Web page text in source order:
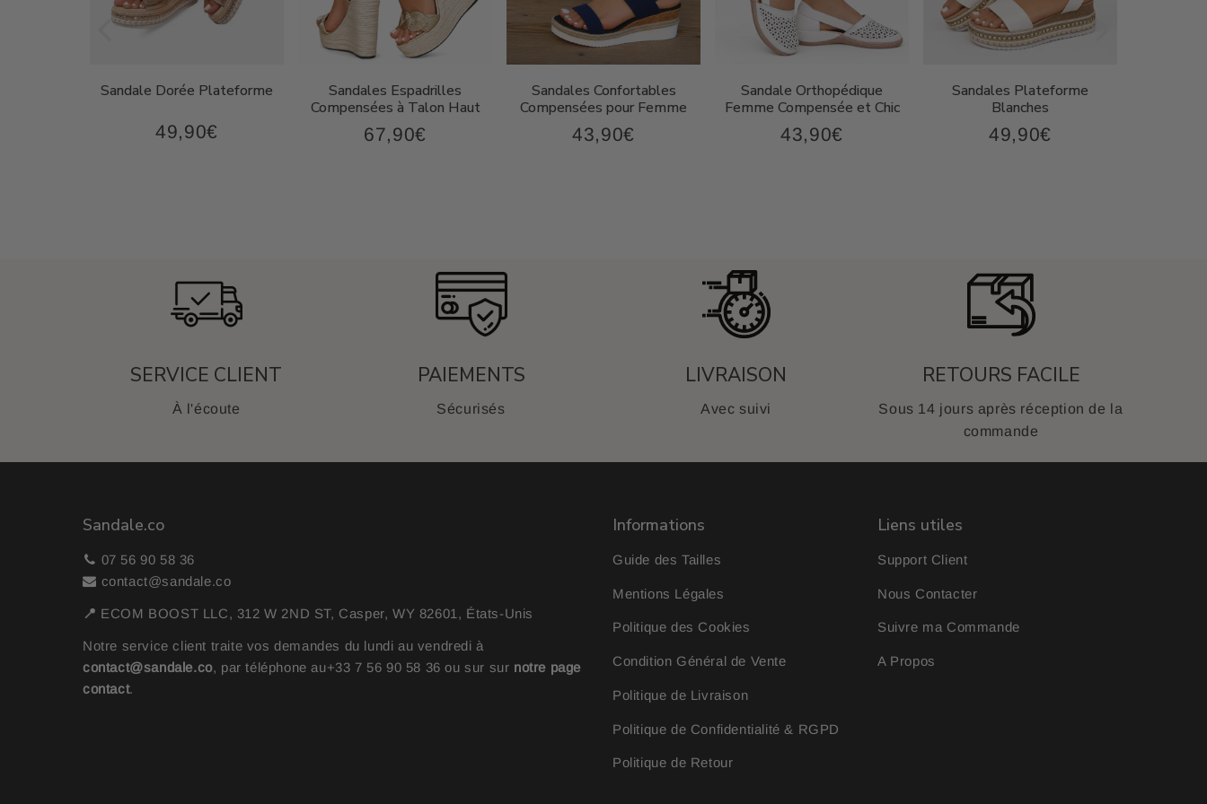
Sandale Dorée Plateforme
Prix
49,90€
Sandales Espadrilles
Compensées à Talon Haut
Prix
67,90€
Sandales Confortables
Compensées pour Femme
Prix
43,90€
Sandale Orthopédique
Femme Compensée et Chic
Prix
43,90€
Sandales Plateforme
Blanches
Prix
49,90€
SERVICE CLIENT
À l'écoute
PAIEMENTS
Sécurisés
LIVRAISON
Avec suivi
RETOURS FACILE
Sous 14 jours après réception de la
commande
Sandale.co
07 56 90 58 36
contact@sandale.co
📍 ECOM BOOST LLC, 312 W 2ND ST, Casper, WY 82601, États-Unis
Notre service client traite vos demandes du lundi au vendredi à
contact@sandale.co, par téléphone au+33 7 56 90 58 36ou sur sur notre page
contact.
Informations
Guide des Tailles
Mentions Légales
Politique des Cookies
Condition Général de Vente
Politique de Livraison
Politique de Confidentialité & RGPD
Politique de Retour
Liens utiles
Support Client
Nous Contacter
Suivre ma Commande
A Propos